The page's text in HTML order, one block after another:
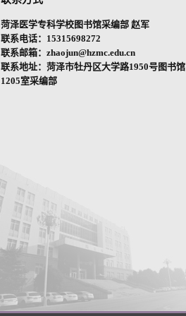
菏泽医学专科学校图书馆采编部 赵军
联系电话：15315698272
联系邮箱：zhaojun@hzmc.edu.cn
联系地址：菏泽市牡丹区大学路1950号图书馆
1205室采编部